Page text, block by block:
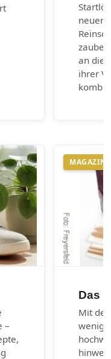
neuen
an die
ihrer
–
MAGAZIN
Das
Mit
wenig